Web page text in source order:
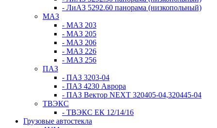
- ЛиАЗ 5292.60 панорама (низкопольный)
МАЗ
- МАЗ 203
- МАЗ 205
- МАЗ 206
- МАЗ 226
- МАЗ 256
ПАЗ
- ПАЗ 3203-04
- ПАЗ 4230 Аврора
- ПАЗ Вектор NEXT 320405-04,320445-04
ТВЭКС
- ТВЭКС ЕК 12/14/16
Грузовые автостекла